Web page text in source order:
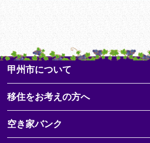
甲州市について
移住をお考えの方へ
空き家バンク